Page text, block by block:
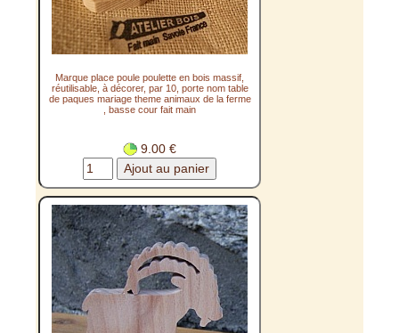
Marque place poule poulette en bois massif,
réutilisable, à décorer, par 10, porte nom table
de paques mariage theme animaux de la ferme
, basse cour fait main
9.00 €